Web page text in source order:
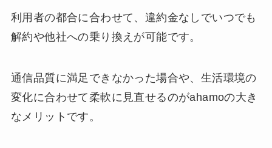
利用者の都合に合わせて、違約金なしでいつでも
解約や他社への乗り換えが可能です。
通信品質に満足できなかった場合や、生活環境の
変化に合わせて柔軟に見直せるのがahamoの大き
なメリットです。